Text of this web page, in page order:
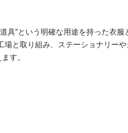
具”という明確な用途を持った衣服
と取り組み、ステーショナリー
す。